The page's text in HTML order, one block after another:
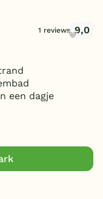
1 reviews 9,0
een dagje